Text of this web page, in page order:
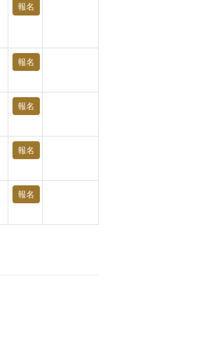
報名
報名
報名
報名
報名